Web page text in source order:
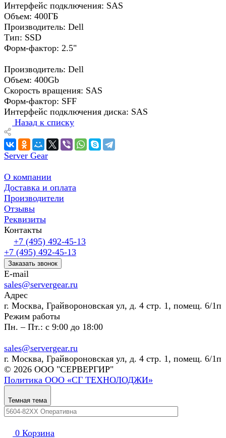
Интерфейс подключения: SAS
Объем: 400ГБ
Производитель: Dell
Тип: SSD
Форм-фактор: 2.5"
Производитель: Dell
Объем: 400Gb
Скорость вращения: SAS
Форм-фактор: SFF
Интерфейс подключения диска: SAS
Назад к списку
Server Gear
О компании
Доставка и оплата
Производители
Отзывы
Реквизиты
Контакты
+7 (495) 492-45-13
+7 (495) 492-45-13
Заказать звонок
E-mail
sales@servergear.ru
Адрес
г. Москва, Грайвороновская ул, д. 4 стр. 1, помещ. 6/1п
Режим работы
Пн. – Пт.: с 9:00 до 18:00
sales@servergear.ru
г. Москва, Грайвороновская ул, д. 4 стр. 1, помещ. 6/1п
© 2026 ООО "СЕРВЕРГИР"
Политика ООО «СГ ТЕХНОЛОДЖИ»
Темная тема
0 Корзина